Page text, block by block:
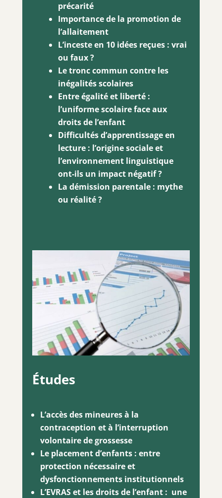
précarité
Importance de la promotion de
l’allaitement
L’inceste en 10 idées reçues : vrai
ou faux ?
Le tronc commun contre les
inégalités scolaires
Entre égalité et liberté :
l’uniforme scolaire face aux
droits de l’enfant
Difficultés d’apprentissage en
lecture : l’origine sociale et
l’environnement linguistique
ont-ils un impact négatif?
La démission parentale : mythe
ou réalité?
Études
L’accès des mineures à la
contraception et à l’interruption
volontaire de grossesse
Le placement d’enfants : entre
protection nécessaire et
dysfonctionnements institutionnels
L’EVRAS et les droits de l’enfant : une